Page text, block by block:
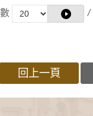
/
回上一頁